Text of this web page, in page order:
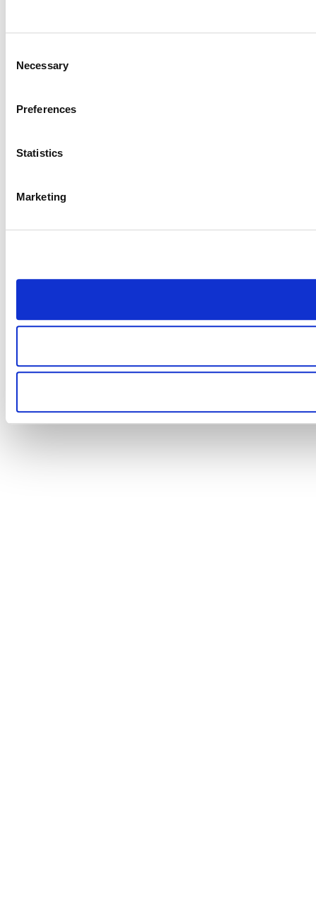
Selection
Necessary
Preferences
Statistics
Marketing